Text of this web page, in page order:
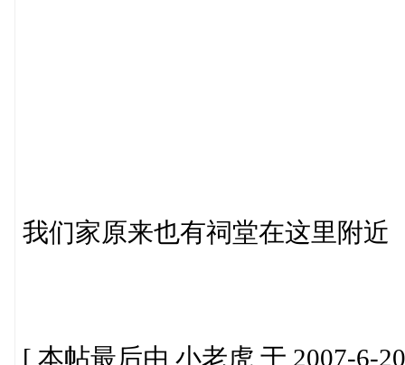
我们家原来也有祠堂在这里附近
[ 本帖最后由 小老虎 于 2007-6-